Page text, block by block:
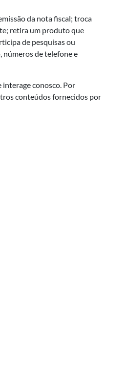
da nota fiscal; troca
retira um produto que
de pesquisas ou
números de telefone e
conosco. Por
conteúdos fornecidos por